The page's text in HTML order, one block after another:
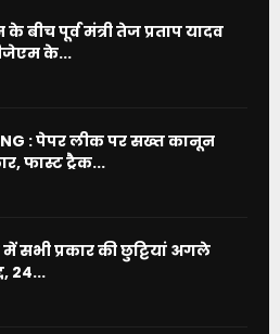
बीच पूर्व मंत्री तेज प्रताप यादव
के...
: पेपर लीक पर सख्त कानून
फास्ट ट्रैक...
सभी प्रकार की छुट्टियां अगले
24...